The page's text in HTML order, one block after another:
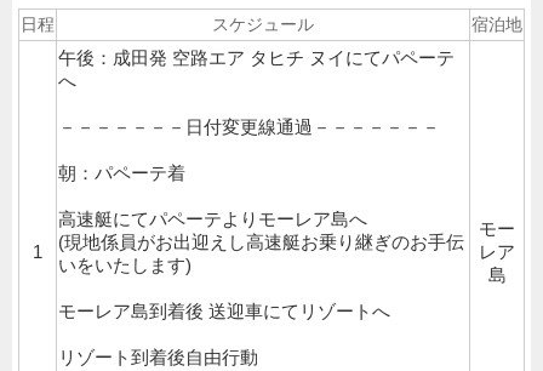
日程 スケジュール 宿泊地
1
午後：成田発 空路エア タヒチ ヌイにてパペーテ
へ
－－－－－－－日付変更線通過－－－－－－－
朝：パペーテ着
高速艇にてパペーテよりモーレア島へ
(現地係員がお出迎えし高速艇お乗り継ぎのお手伝
いをいたします)
モーレア島到着後 送迎車にてリゾートへ
リゾート到着後自由行動
モー
レア
島